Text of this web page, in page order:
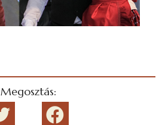
Megosztás: